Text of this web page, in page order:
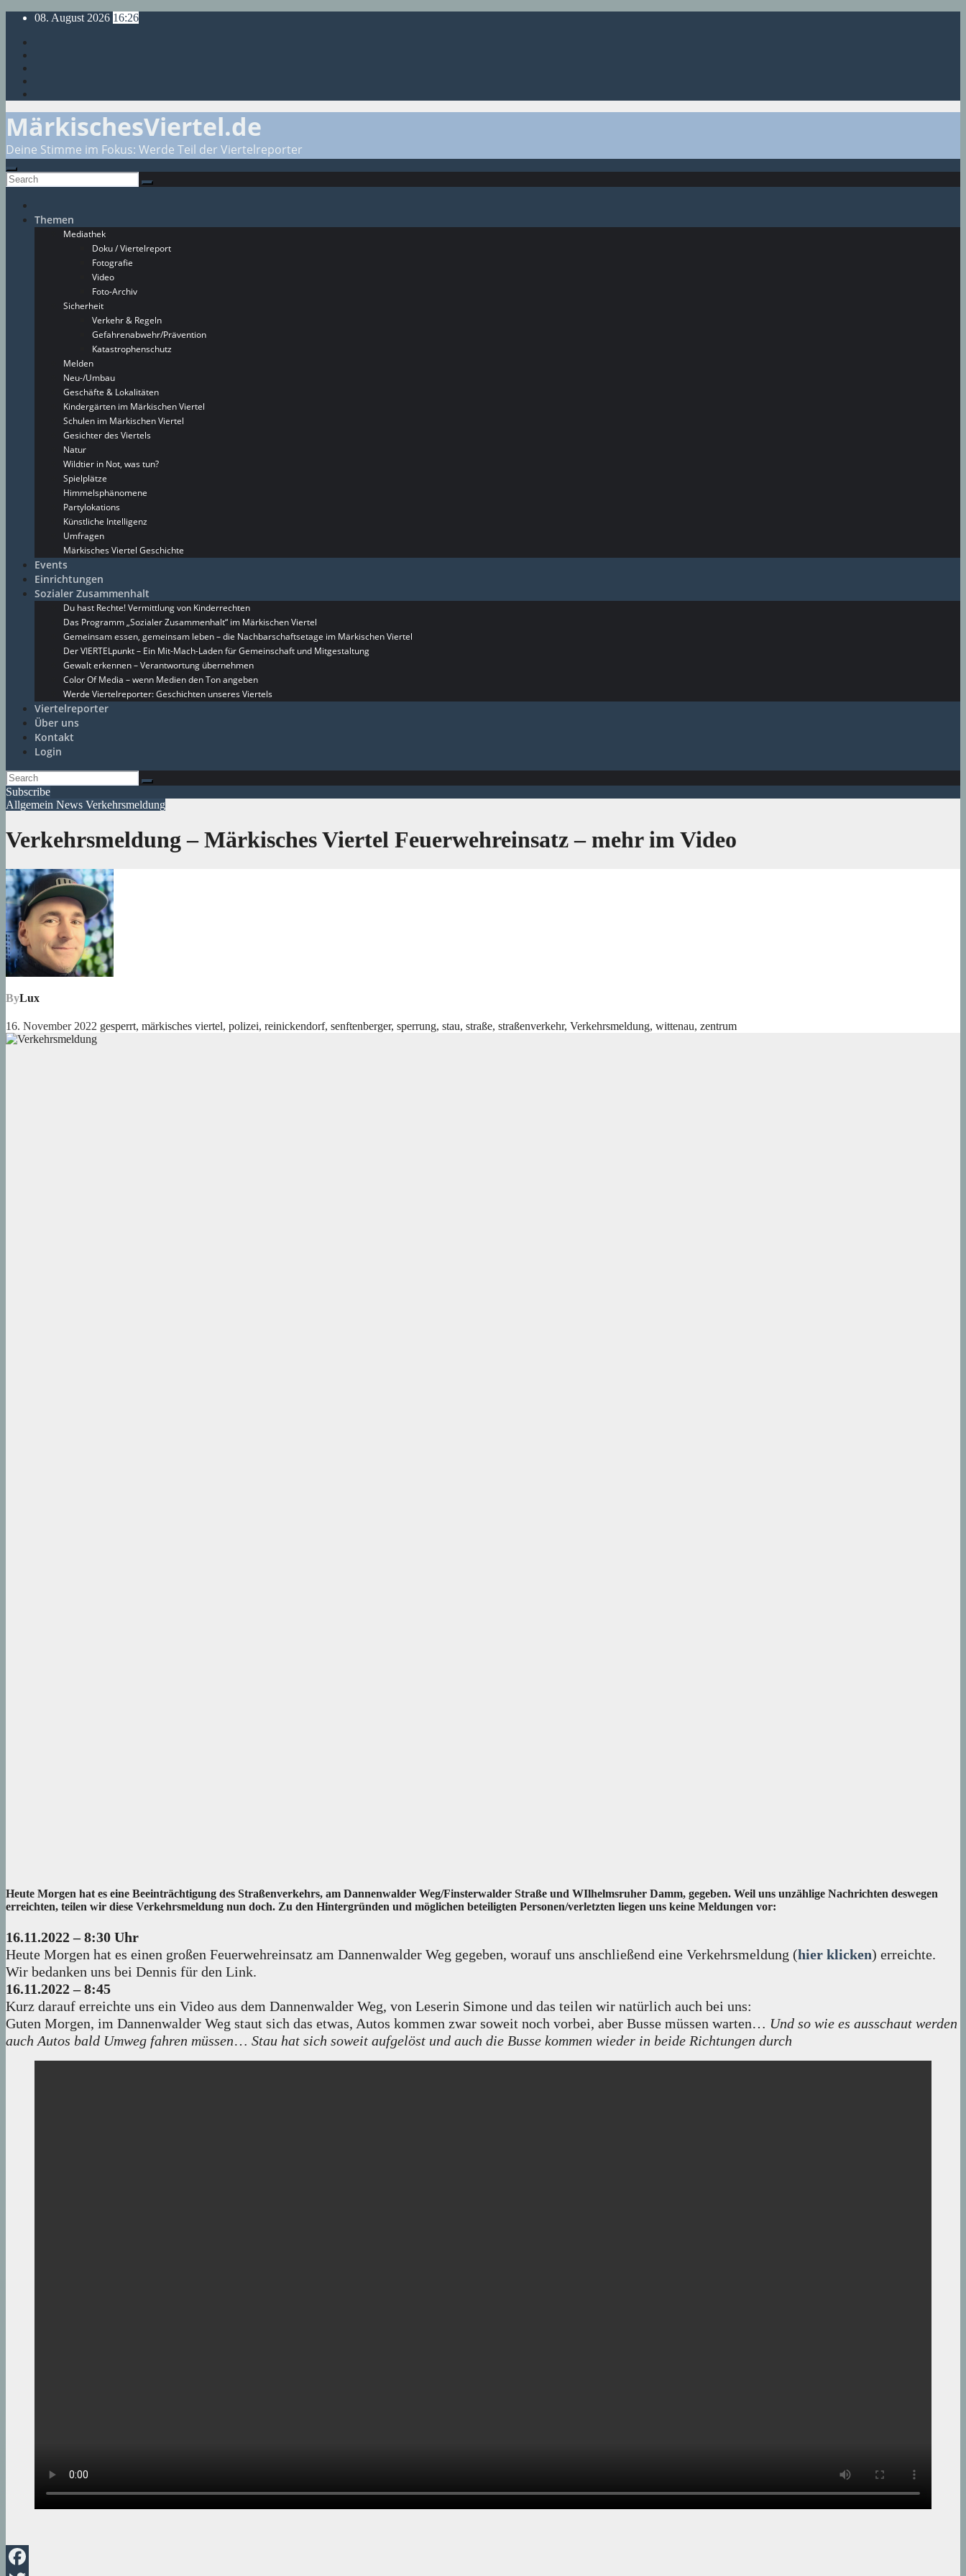
Skip
content
08. August 2026 16:26
MärkischesViertel.de
Deine Stimme im Fokus: Werde Teil der Viertelreporter
Themen
Mediathek
Doku / Viertelreport
Fotografie
Video
Foto-Archiv
Sicherheit
Verkehr & Regeln
Gefahrenabwehr/Prävention
Katastrophenschutz
Melden
Neu-/Umbau
Geschäfte & Lokalitäten
Kindergärten im Märkischen Viertel
Schulen im Märkischen Viertel
Gesichter des Viertels
Natur
Wildtier in Not, was tun?
Spielplätze
Himmelsphänomene
Partylokations
Künstliche Intelligenz
Umfragen
Märkisches Viertel Geschichte
Events
Einrichtungen
Sozialer Zusammenhalt
Du hast Rechte! Vermittlung von Kinderrechten
Das Programm „Sozialer Zusammenhalt“ im Märkischen Viertel
Gemeinsam essen, gemeinsam leben – die Nachbarschaftsetage im Märkischen Viertel
Der VIERTELpunkt – Ein Mit-Mach-Laden für Gemeinschaft und Mitgestaltung
Gewalt erkennen – Verantwortung übernehmen
Color Of Media – wenn Medien den Ton angeben
Werde Viertelreporter: Geschichten unseres Viertels
Viertelreporter
Über uns
Kontakt
Login
Subscribe
Allgemein News Verkehrsmeldung
Verkehrsmeldung – Märkisches Viertel Feuerwehreinsatz – mehr im Video
ByLux
16. November 2022 gesperrt, märkisches viertel, polizei, reinickendorf, senftenberger, sperrung, stau, straße, straßenverkehr, Verkehrsmeldung, wittenau, zentrum
Heute Morgen hat es eine Beeinträchtigung des Straßenverkehrs, am Dannenwalder Weg/Finsterwalder Straße und WIlhelmsruher Damm, gegeben. Weil uns unzählige Nachrichten deswegen
erreichten, teilen wir diese Verkehrsmeldung nun doch. Zu den Hintergründen und möglichen beteiligten Personen/verletzten liegen uns keine Meldungen vor:
16.11.2022 – 8:30 Uhr
Heute Morgen hat es einen großen Feuerwehreinsatz am Dannenwalder Weg gegeben, worauf uns anschließend eine Verkehrsmeldung (hier klicken) erreichte.
Wir bedanken uns bei Dennis für den Link.
16.11.2022 – 8:45
Kurz darauf erreichte uns ein Video aus dem Dannenwalder Weg, von Leserin Simone und das teilen wir natürlich auch bei uns:
Guten Morgen, im Dannenwalder Weg staut sich das etwas, Autos kommen zwar soweit noch vorbei, aber Busse müssen warten… Und so wie es ausschaut werden
auch Autos bald Umweg fahren müssen… Stau hat sich soweit aufgelöst und auch die Busse kommen wieder in beide Richtungen durch